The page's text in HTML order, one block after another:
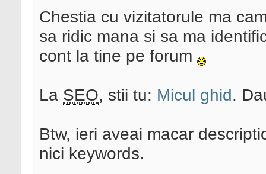
Chestia cu vizitatorule ma
sa ridic mana si sa ma
cont la tine pe forum
La SEO, stii tu: Micul ghid.
Btw, ieri aveai macar
nici keywords.